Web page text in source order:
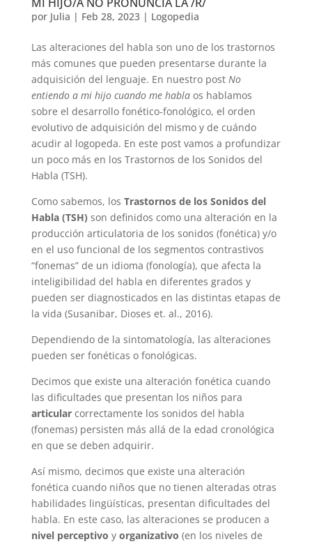
por Julia | Feb 28, 2023| Logopedia
Las alteraciones del habla son uno de los trastornos
más comunes que pueden presentarse durante la
adquisición del lenguaje. En nuestro post No
entiendo a mi hijo cuando me hablaos hablamos
sobre el desarrollo fonético-fonológico, el orden
evolutivo de adquisición del mismo y de cuándo
acudir al logopeda. En este post vamos a profundizar
un poco más en los Trastornos de los Sonidos del
Habla (TSH).
Como sabemos, los Trastornos de los Sonidos del
Habla (TSH) son definidos como una alteración en la
producción articulatoria de los sonidos (fonética) y/o
en el uso funcional de los segmentos contrastivos
“fonemas” de un idioma (fonología), que afecta la
inteligibilidad del habla en diferentes grados y
pueden ser diagnosticados en las distintas etapas de
la vida (Susanibar, Dioses et. al., 2016).
Dependiendo de la sintomatología, las alteraciones
pueden ser fonéticas o fonológicas.
Decimos que existe una alteración fonética cuando
las dificultades que presentan los niños para
articularcorrectamente los sonidos del habla
(fonemas) persisten más allá de la edad cronológica
en que se deben adquirir.
Así mismo, decimos que existe una alteración
fonética cuando niños que no tienen alteradas otras
habilidades lingüísticas, presentan dificultades del
habla. En este caso, las alteraciones se producen a
nivel perceptivo y organizativo (en los niveles de